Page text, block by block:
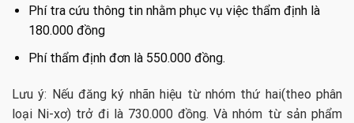
Phí tra cứu thông tin nhằm phục vụ việc thẩm định là
180.000 đồng
Phí thẩm định đơn là 550.000 đồng.
Lưu ý: Nếu đăng ký nhãn hiệu từ nhóm thứ hai(theo phân
loại Ni-xơ) trở đi là 730.000 đồng. Và nhóm từ sản phẩm